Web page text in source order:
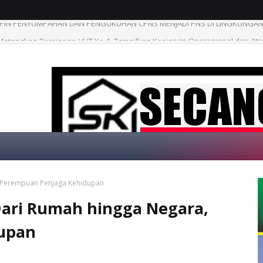
Persiapan HUT Ke-1, Tampilkan Kesiapan Operasional dan
SELAMAT
Penjaga Kehidupan
Rumah hingga Negara,